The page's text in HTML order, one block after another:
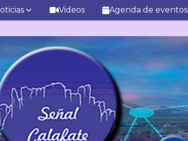
Videos Agenda de eventos